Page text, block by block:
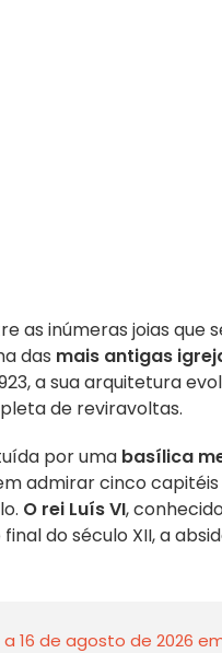
as inúmeras joias que
das mais antigas
a sua arquitetura
de reviravoltas.
por uma basílica
admirar cinco
O rei Luís VI,
final do século XII, a
16 de agosto de 2026